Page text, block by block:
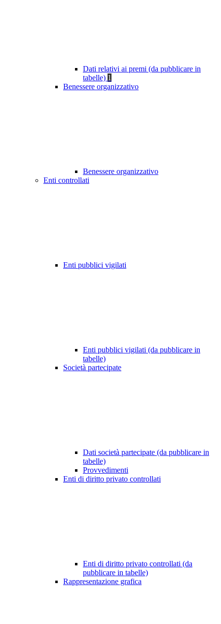
Dati relativi ai premi (da pubblicare in
tabelle) 1
Benessere organizzativo
Benessere organizzativo
Enti controllati
Enti pubblici vigilati
Enti pubblici vigilati (da pubblicare in
tabelle)
Società partecipate
Dati società partecipate (da pubblicare in
tabelle)
Provvedimenti
Enti di diritto privato controllati
Enti di diritto privato controllati (da
pubblicare in tabelle)
Rappresentazione grafica